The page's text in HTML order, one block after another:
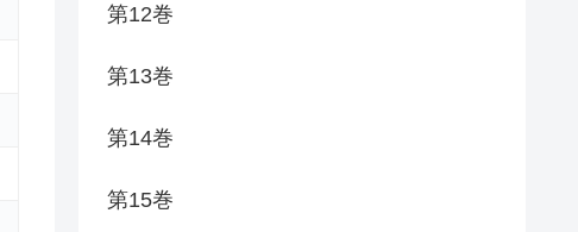
第12巻
第13巻
第14巻
第15巻